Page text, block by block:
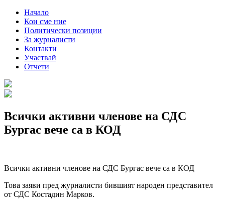
Начало
Кои сме ние
Политически позиции
За журналисти
Контакти
Участвай
Отчети
Всички активни членове на СДС
Бургас вече са в КОД
Всички активни членове на СДС Бургас вече са в КОД
Това заяви пред журналисти бившият народен представител
от СДС Костадин Марков.